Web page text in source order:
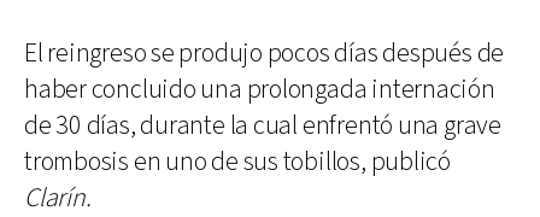
El reingreso se produjo pocos días después de
haber concluido una prolongada internación
de 30 días, durante la cual enfrentó una grave
trombosis en uno de sus tobillos, publicó
Clarín.